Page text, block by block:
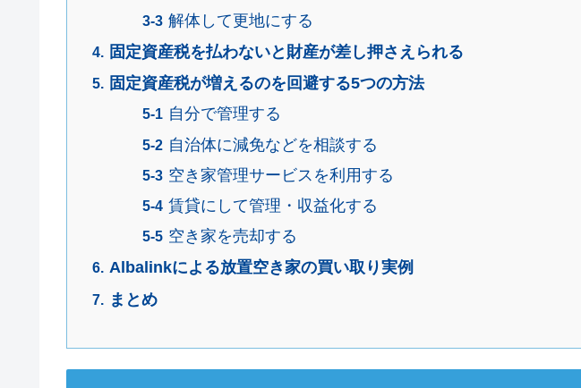
解体して更地にする
固定資産税を払わないと財産が差し押さえられる
固定資産税が増えるのを回避する5つの方法
自分で管理する
自治体に減免などを相談する
空き家管理サービスを利用する
賃貸にして管理・収益化する
空き家を売却する
Albalinkによる放置空き家の買い取り実例
まとめ